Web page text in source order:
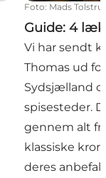
Foto: Mads
Guide: 4
Vi har sendt
Thomas ud
Sydsjælland
spisesteder.
gennem alt
klassiske
deres